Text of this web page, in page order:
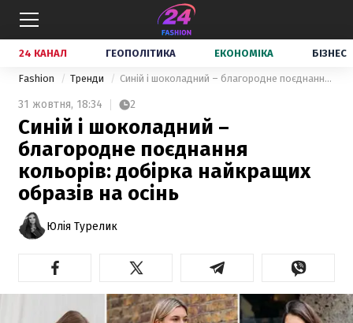
24 КАНАЛ ГЕОПОЛІТИКА ЕКОНОМІКА БІЗНЕС
Fashion Тренди Синій і шоколадний – благородне поєднання кольорів: добірка найкращих образів на осінь
31 жовтня, 18:34 2
Синій і шоколадний –
благородне поєднання
кольорів: добірка найкращих
образів на осінь
Юлія Турелик